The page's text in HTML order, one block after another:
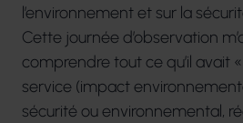
l’environnement et sur la
Cette journée d’observation
comprendre tout ce qu’il avait
service (impact
sécurité ou environnemental,